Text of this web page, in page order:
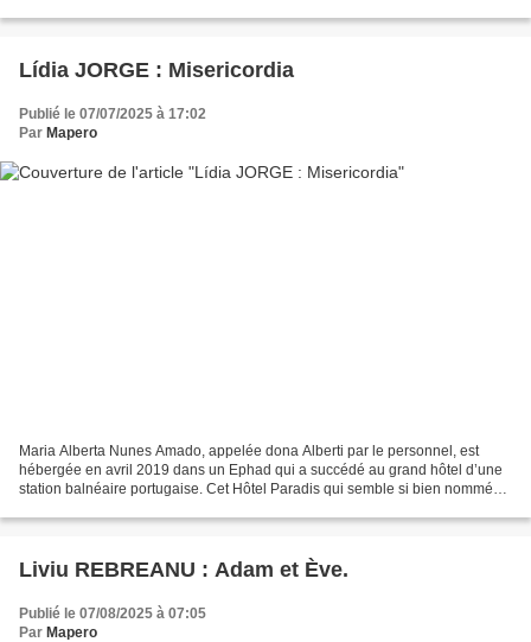
Lídia JORGE : Misericordia
Publié le 07/07/2025 à 17:02
Par Mapero
Maria Alberta Nunes Amado, appelée dona Alberti par le personnel, est
hébergée en avril 2019 dans un Ephad qui a succédé au grand hôtel d’une
station balnéaire portugaise. Cet Hôtel Paradis qui semble si bien nommé
Liviu REBREANU : Adam et Ève.
Publié le 07/08/2025 à 07:05
Par Mapero